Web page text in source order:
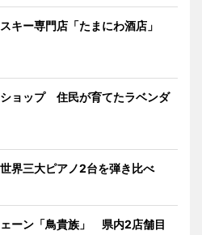
キー専門店「たまにわ酒店」
ョップ 住民が育てたラベンダ
界三大ピアノ2台を弾き比べ
ーン「鳥貴族」 県内2店舗目